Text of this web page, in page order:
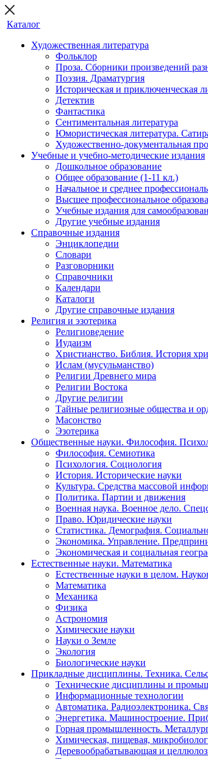
Каталог
Художественная литература
Фольклор
Проза. Сборники произведений
Поэзия. Драматургия
Историческая и приключенческая
Детектив
Фантастика
Сентиментальная литература
Юмористическая литература.
Художественно-документальная
Учебные и учебно-методические издания
Дошкольное образование
Общее образование (1-11 кл.)
Начальное и среднее
Высшее профессиональное
Учебные издания для
Другие учебные издания
Справочные издания
Энциклопедии
Словари
Разговорники
Справочники
Календари
Каталоги
Другие справочные издания
Религия и эзотерика
Религиоведение
Иудаизм
Христианство. Библия. История
Ислам (мусульманство)
Религии Древнего мира
Религии Востока
Другие религии
Тайные религиозные общества и
Масонство
Эзотерика
Общественные науки. Философия.
Философия. Семиотика
Психология. Социология
История. Исторические науки
Культура. Средства массовой
Политика. Партии и движения
Военная наука. Военное дело.
Право. Юридические науки
Статистика. Демография.
Экономика. Управление.
Экономическая и социальная
Естественные науки. Математика
Естественные науки в целом.
Математика
Механика
Физика
Астрономия
Химические науки
Науки о Земле
Экология
Биологические науки
Прикладные дисциплины. Техника.
Технические дисциплины и
Информационные технологии
Автоматика. Радиоэлектроника.
Энергетика. Машиностроение.
Горная промышленность.
Химическая, пищевая,
Деревообрабатывающая и